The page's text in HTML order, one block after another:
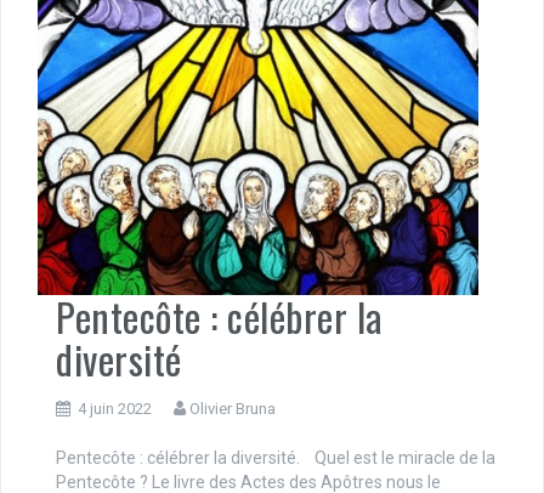
Pentecôte : célébrer la
diversité
4 juin 2022 Olivier Bruna
Pentecôte : célébrer la diversité. Quel est le miracle de la
Pentecôte ? Le livre des Actes des Apôtres nous le